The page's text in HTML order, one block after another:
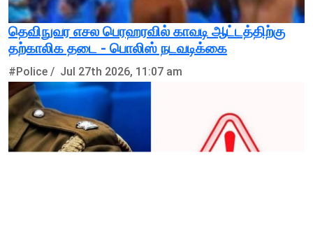
தெவிநுவர எசல பெரஹரவில் காவடி ஆட்டத்திற்கு
தற்காலிக தடை - பொலிஸ் நடவடிக்கை
#Police / Jul 27th 2026, 11:07 am